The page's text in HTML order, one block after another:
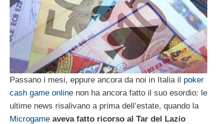
Passano i mesi, eppure ancora da noi in Italia il poker
cash game online non ha ancora fatto il suo esordio: le
ultime news risalivano a prima dell’estate, quando la
Microgame aveva fatto ricorso al Tar del Lazio